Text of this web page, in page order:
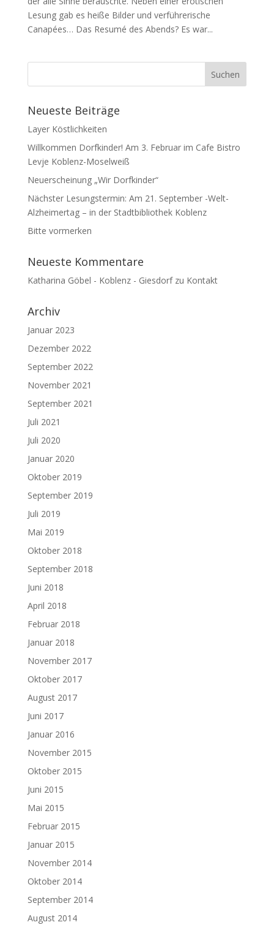
Lesung gab es heiße Bilder und verführerische
Canapées… Das Resumé des Abends? Es war...
Neueste Beiträge
Layer Köstlichkeiten
Willkommen Dorfkinder! Am 3. Februar im Cafe Bistro
Levje Koblenz-Moselweiß
Neuerscheinung „Wir Dorfkinder“
Nächster Lesungstermin: Am 21. September -Welt-
Alzheimertag – in der Stadtbibliothek Koblenz
Bitte vormerken
Neueste Kommentare
Katharina Göbel - Koblenz - Giesdorfzu Kontakt
Archiv
Januar 2023
Dezember 2022
September 2022
November 2021
September 2021
Juli 2021
Juli 2020
Januar 2020
Oktober 2019
September 2019
Juli 2019
Mai 2019
Oktober 2018
September 2018
Juni 2018
April 2018
Februar 2018
Januar 2018
November 2017
Oktober 2017
August 2017
Juni 2017
Januar 2016
November 2015
Oktober 2015
Juni 2015
Mai 2015
Februar 2015
Januar 2015
November 2014
Oktober 2014
September 2014
August 2014